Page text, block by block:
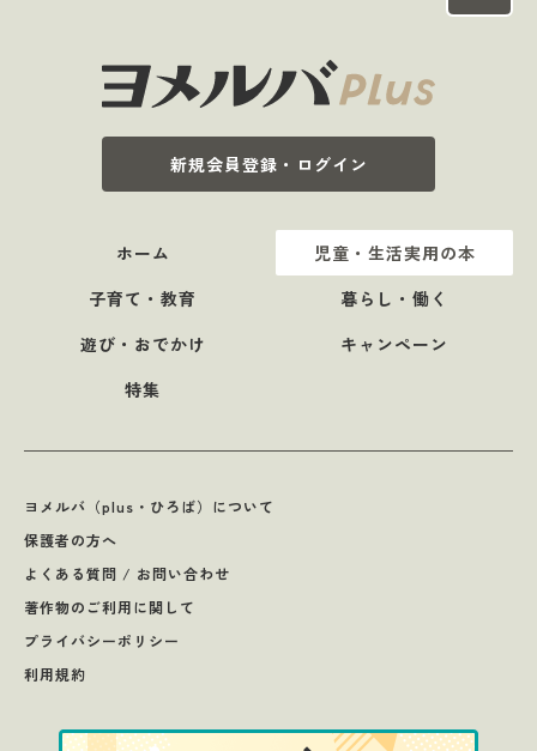
新規会員登録・ログイン
ホーム
児童・生活実用の本
子育て・教育
暮らし・働く
遊び・おでかけ
キャンペーン
特集
ヨメルバ（plus・ひろば）について
保護者の方へ
よくある質問 / お問い合わせ
著作物のご利用に関して
プライバシーポリシー
利用規約